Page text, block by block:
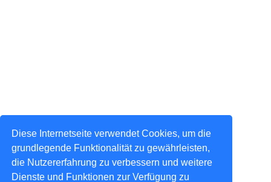
Diese Internetseite verwendet Cookies, um die
grundlegende Funktionalität zu gewährleisten,
die Nutzererfahrung zu verbessern und weitere
Dienste und Funktionen zur Verfügung zu